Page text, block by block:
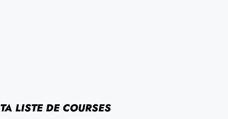
TA LISTE DE COURSES